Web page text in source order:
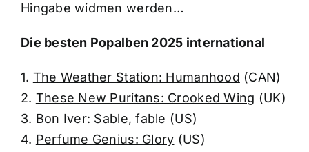
Hingabe widmen werden…
Die besten Popalben 2025 international
1. The Weather Station: Humanhood (CAN)
2. These New Puritans: Crooked Wing (UK)
3. Bon Iver: Sable, fable (US)
4. Perfume Genius: Glory (US)